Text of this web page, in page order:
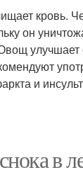
кровь.
он
и
в